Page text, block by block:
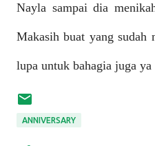
Nayla sampai dia
Makasih buat yang sudah
lupa untuk bahagia juga ya
ANNIVERSARY